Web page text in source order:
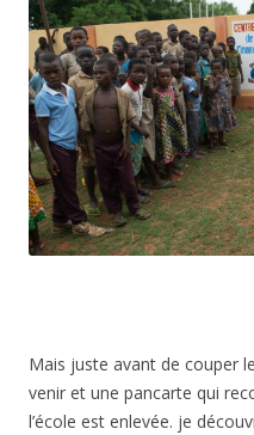
Mais juste avant de couper
venir et une pancarte qui
l’école est enlevée. je